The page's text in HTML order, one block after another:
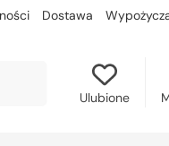
Dostawa
Ulubione